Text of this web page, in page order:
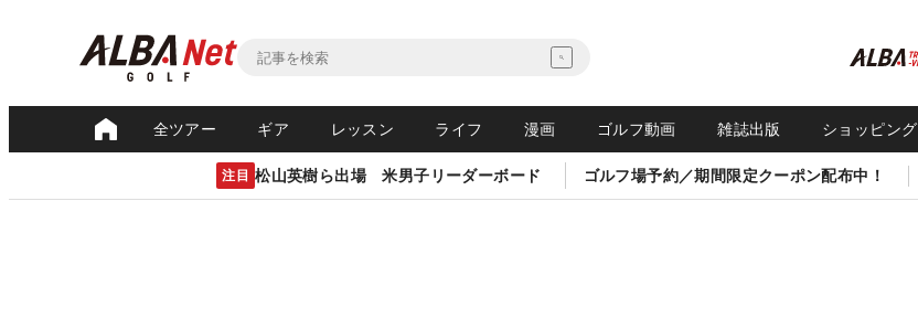
全ツアー ギア レッスン ライフ 漫画 ゴルフ動画 雑誌出版 ショッピング
注目 松山英樹ら出場 米男子リーダーボード ゴルフ場予約／期間限定クーポン配布中！